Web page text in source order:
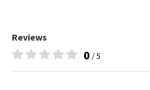
Reviews
0 / 5